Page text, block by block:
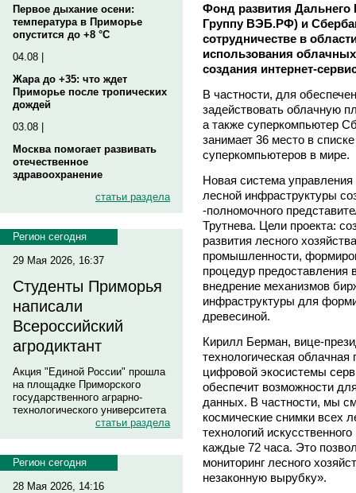
Первое дыхание осени:
температура в Приморье
опустится до +8 °C
04.08 |
Жара до +35: что ждет
Приморье после тропических
дождей
03.08 |
Москва помогает развивать
отечественное
здравоохранение
статьи раздела
Регион сегодня
29 Мая 2026, 16:37
Студенты Приморья
написали
Всероссийский
агродиктант
Акция "Единой России" прошла
на площадке Приморского
государственного аграрно-
технологического университета
статьи раздела
Регион сегодня
28 Мая 2026, 14:16
Фонд развития
Группу ВЭБ.РФ) и
сотрудничестве в
использования
создания интернет-
В частности, для
задействовать облачную
а также суперкомпьютер
занимает 36 место в
суперкомпьютеров в мире.
Новая система
лесной инфраструктуры
-полномочного
Трутнева. Цели проекта:
развития лесного
промышленности,
процедур предоставления
внедрение механизмов
инфраструктуры для
древесиной.
Кирилл Берман, вице-
технологическая
цифровой экосистемы
обеспечит возможности
данных. В частности, мы
космические снимки всех
технологий
каждые 72 часа. Это
мониторинг лесного
незаконную вырубку».